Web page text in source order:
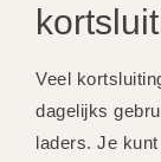
Veel
dagelijks
laders. Je